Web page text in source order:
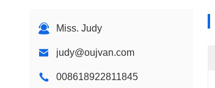
Miss. Judy
judy@oujvan.com
008618922811845